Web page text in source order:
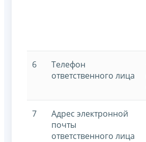
6
Телефон
ответственного лица
7
Адрес электронной
почты
ответственного лица